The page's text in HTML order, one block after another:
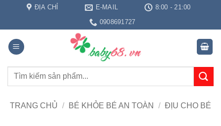
nội
dung
ĐỊA CHỈ E-MAIL
8:00 - 21:00
0908691727
Tìm
TRANG CHỦ / BÉ KHỎE BÉ AN TOÀN / ĐỊU CHO BÉ